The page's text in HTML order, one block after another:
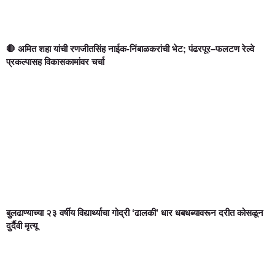
🛑 अमित शहा यांची रणजीतसिंह नाईक-निंबाळकरांची भेट; पंढरपूर–फलटण रेल्वे
प्रकल्पासह विकासकामांवर चर्चा
बुलढाण्याच्या २३ वर्षीय विद्यार्थ्याचा गोद्री ‘ढालकी’ धार धबधब्यावरून दरीत कोसळून
दुर्दैवी मृत्यू